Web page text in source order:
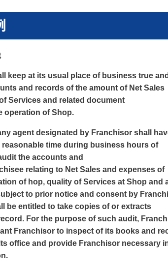
keep at its usual place of business true
and records of the amount of Net Sales
Services and related document
operation of Shop.
agent designated by Franchisor shall
reasonable time during business hours of
the accounts and
relating to Net Sales and expenses of
of hop, quality of Services at Shop and
to prior notice and consent by
be entitled to take copies of or extracts
For the purpose of such audit,
Franchisor to inspect of its books and
office and provide Franchisor necessary